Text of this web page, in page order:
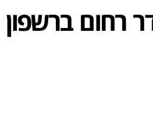
רחום ברשפון